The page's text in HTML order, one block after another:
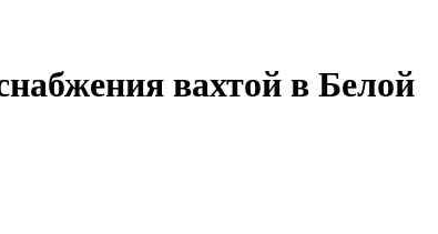
вахтой в Белой